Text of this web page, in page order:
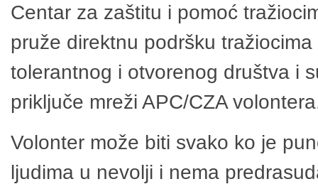
Centar za zaštitu i pomoć
pruže direktnu podršku
tolerantnog i otvorenog društva i
priključe mreži APC/CZA
Volonter može biti svako ko je
ljudima u nevolji i nema